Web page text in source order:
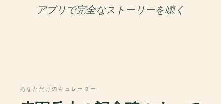
アプリで完全なストーリーを聴く
あなただけのキュレーター